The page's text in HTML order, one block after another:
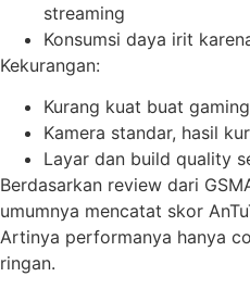
streaming
Konsumsi daya irit
Kekurangan:
Kurang kuat buat
Kamera standar, hasil
Layar dan build quality
Berdasarkan review dari
umumnya mencatat skor
Artinya performanya hanya
ringan.